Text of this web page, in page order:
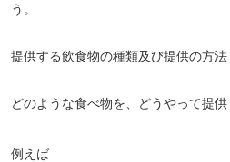
う。
提供する飲食物の種類及び提供の方法
どのような食べ物を、どうやって提供
例えば